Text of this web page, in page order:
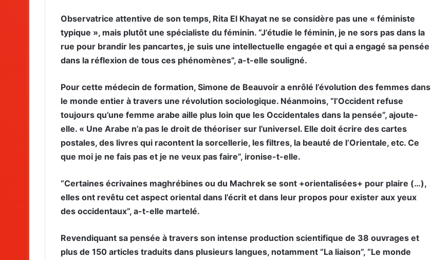
Observatrice attentive de son temps, Rita El Khayat ne se considère pas une « féministe
typique », mais plutôt une spécialiste du féminin. “J’étudie le féminin, je ne sors pas dans la
rue pour brandir les pancartes, je suis une intellectuelle engagée et qui a engagé sa pensée
dans la réflexion de tous ces phénomènes”, a-t-elle souligné.
Pour cette médecin de formation, Simone de Beauvoir a enrôlé l’évolution des femmes dans
le monde entier à travers une révolution sociologique. Néanmoins, “l’Occident refuse
toujours qu’une femme arabe aille plus loin que les Occidentales dans la pensée”, ajoute-
elle. « Une Arabe n’a pas le droit de théoriser sur l’universel. Elle doit écrire des cartes
postales, des livres qui racontent la sorcellerie, les filtres, la beauté de l’Orientale, etc. Ce
que moi je ne fais pas et je ne veux pas faire”, ironise-t-elle.
“Certaines écrivaines maghrébines ou du Machrek se sont +orientalisées+ pour plaire (…),
elles ont revêtu cet aspect oriental dans l’écrit et dans leur propos pour exister aux yeux
des occidentaux”, a-t-elle martelé.
Revendiquant sa pensée à travers son intense production scientifique de 38 ouvrages et
plus de 150 articles traduits dans plusieurs langues, notamment “La liaison”, “Le monde